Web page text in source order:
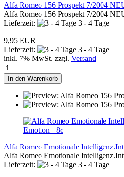
Alfa Romeo 156 Prospekt 7/2004
Alfa Romeo 156 Prospekt 7/2004
Lieferzeit:
3 - 4 Tage
9,95 EUR
Lieferzeit:
3 - 4 Tage
inkl. 7% MwSt. zzgl. Versand
In den Warenkorb
Alfa Romeo Emotionale
Alfa Romeo Emotionale
Lieferzeit:
3 - 4 Tage